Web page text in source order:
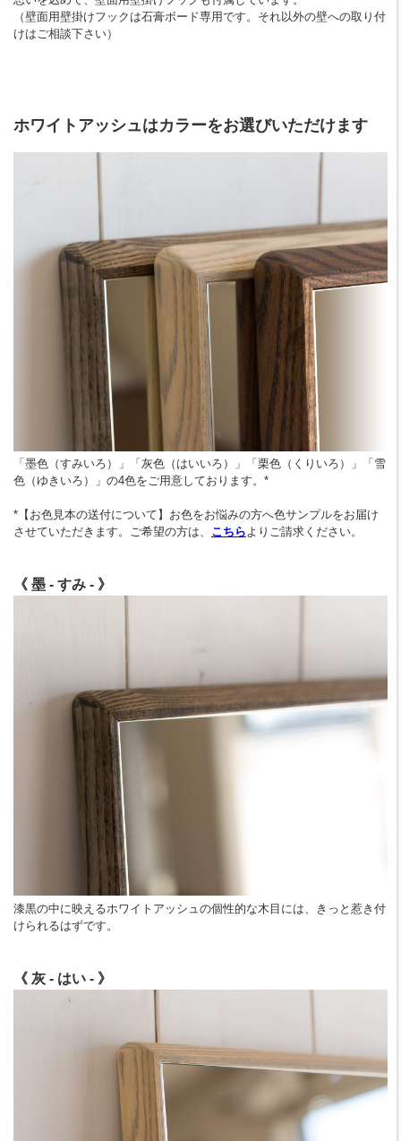
（壁面用壁掛けフックは石膏ボード専用です。それ以外の壁への取り付
けはご相談下さい）
ホワイトアッシュはカラーをお選びいただけます
「墨色（すみいろ）」「灰色（はいいろ）」「栗色（くりいろ）」「雪
色（ゆきいろ）」の4色をご用意しております。*
*【お色見本の送付について】お色をお悩みの方へ色サンプルをお届け
させていただきます。ご希望の方は、 こちらよりご請求ください。
《 墨 - すみ - 》
漆黒の中に映えるホワイトアッシュの個性的な木目には、きっと惹き付
けられるはずです。
《 灰 - はい - 》